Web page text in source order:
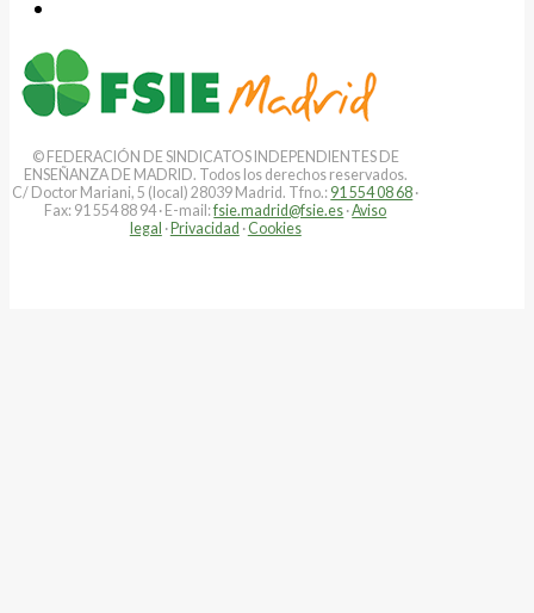
© FEDERACIÓN DE SINDICATOS INDEPENDIENTES DE
ENSEÑANZA DE MADRID. Todos los derechos reservados.
C/ Doctor Mariani, 5 (local) 28039 Madrid. Tfno.: 91 554 08 68 ·
Fax: 91 554 88 94 · E-mail:fsie.madrid@fsie.es ·Aviso
legal ·Privacidad · Cookies